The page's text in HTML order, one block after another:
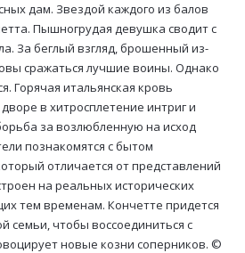
дам. Звездой каждого из балов
Пышногрудая девушка сводит с
За беглый взгляд, брошенный из-
сражаться лучшие воины. Однако
Горячая итальянская кровь
в хитросплетение интриг и
за возлюбленную на исход
познакомятся с бытом
отличается от представлений
на реальных исторических
тем временам. Кончетте придется
семьи, чтобы воссоединиться с
новые козни соперников. ©